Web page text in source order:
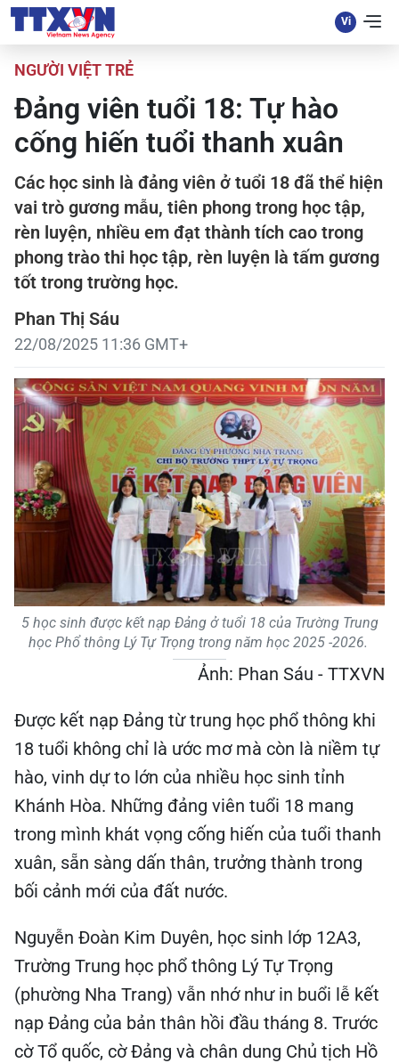
NGƯỜI VIỆT TRẺ
Đảng viên tuổi 18: Tự hào
cống hiến tuổi thanh xuân
Các học sinh là đảng viên ở tuổi 18 đã thể hiện
vai trò gương mẫu, tiên phong trong học tập,
rèn luyện, nhiều em đạt thành tích cao trong
phong trào thi học tập, rèn luyện là tấm gương
tốt trong trường học.
Phan Thị Sáu
22/08/2025 11:36 GMT+
5 học sinh được kết nạp Đảng ở tuổi 18 của Trường Trung
học Phổ thông Lý Tự Trọng trong năm học 2025 -2026.
Ảnh: Phan Sáu - TTXVN
Được kết nạp Đảng từ trung học phổ thông khi
18 tuổi không chỉ là ước mơ mà còn là niềm tự
hào, vinh dự to lớn của nhiều học sinh tỉnh
Khánh Hòa. Những đảng viên tuổi 18 mang
trong mình khát vọng cống hiến của tuổi thanh
xuân, sẵn sàng dấn thân, trưởng thành trong
bối cảnh mới của đất nước.
Nguyễn Đoàn Kim Duyên, học sinh lớp 12A3,
Trường Trung học phổ thông Lý Tự Trọng
(phường Nha Trang) vẫn nhớ như in buổi lễ kết
nạp Đảng của bản thân hồi đầu tháng 8. Trước
cờ Tổ quốc, cờ Đảng và chân dung Chủ tịch Hồ